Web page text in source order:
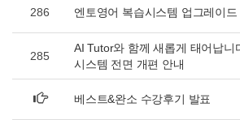
286 엔토영어 복습시스템 업그레이드
285
AI Tutor와 함께 새롭게 태어납니
시스템 전면 개편 안내
베스트&완소 수강후기 발표